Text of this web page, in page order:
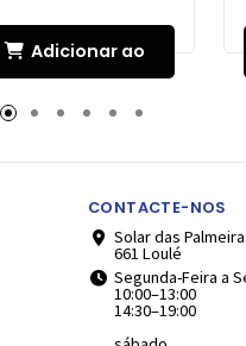
Adicionar ao
Carrinho
CONTACTE-NOS
Solar das
661 Loulé
Segunda-Feira a
10:00–13:00
14:30–19:00